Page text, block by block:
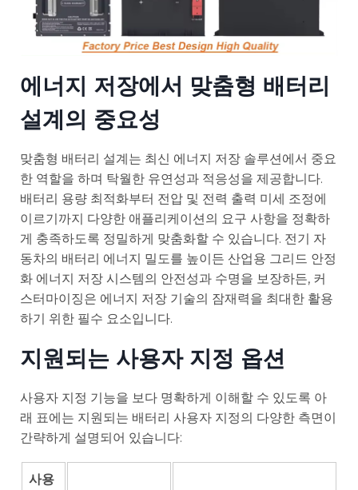
에너지 저장에서 맞춤형 배터리
설계의 중요성
맞춤형 배터리 설계는 최신 에너지 저장 솔루션에서 중요
한 역할을 하며 탁월한 유연성과 적응성을 제공합니다.
배터리 용량 최적화부터 전압 및 전력 출력 미세 조정에
이르기까지 다양한 애플리케이션의 요구 사항을 정확하
게 충족하도록 정밀하게 맞춤화할 수 있습니다. 전기 자
동차의 배터리 에너지 밀도를 높이든 산업용 그리드 안정
화 에너지 저장 시스템의 안전성과 수명을 보장하든, 커
스터마이징은 에너지 저장 기술의 잠재력을 최대한 활용
하기 위한 필수 요소입니다.
지원되는 사용자 지정 옵션
사용자 지정 기능을 보다 명확하게 이해할 수 있도록 아
래 표에는 지원되는 배터리 사용자 지정의 다양한 측면이
간략하게 설명되어 있습니다:
사용